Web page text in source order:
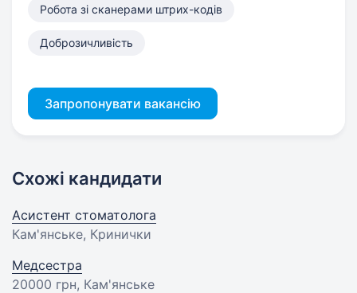
Робота зі сканерами штрих-кодів
Доброзичливість
Запропонувати вакансію
Схожі кандидати
Асистент стоматолога
Кам'янське, Кринички
Медсестра
20000 грн, Кам'янське